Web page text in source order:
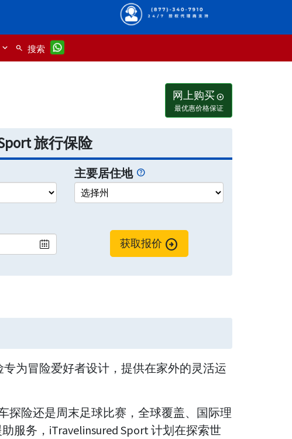
search 搜索
网上购买arrow_circle_right
最优惠价格保证
旅行保险
主要居住地
获取报价 arrow_circle_right
专为冒险爱好者设计，提供在家外的灵活运
探险还是周末足球比赛，全球覆盖、国际理
服务，iTravelinsured Sport 计划在探索世